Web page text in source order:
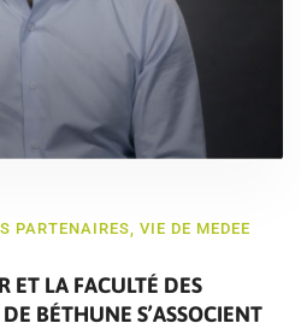
PARTENAIRES, VIE DE MEDEE
ET LA FACULTÉ DES
BÉTHUNE S’ASSOCIENT